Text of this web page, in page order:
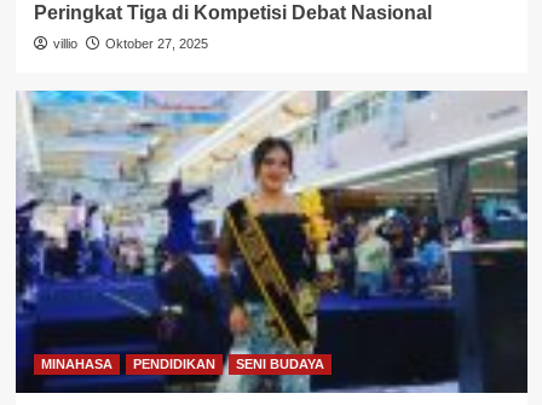
Peringkat Tiga di Kompetisi Debat Nasional
villio Oktober 27, 2025
MINAHASA PENDIDIKAN SENI BUDAYA